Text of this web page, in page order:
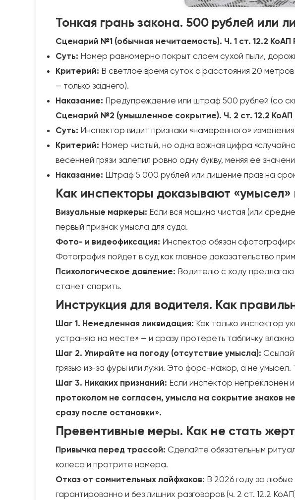
Тонкая грань закона. 500 рублей или
Сценарий №1 (обычная нечитаемость). Ч. 1 ст. 12.2 КоАП
Суть: Номер равномерно покрыт слоем сухой пыли,
Критерий: В светлое время суток с расстояния 20
— только заднего).
Наказание: Предупреждение или штраф 500 рублей (со
Сценарий №2 (умышленное сокрытие). Ч. 2 ст. 12.2 КоАП
Суть: Инспектор видит признаки «намеренного» изменения
Критерий: Номер чистый, но одна важная цифра
весенней грязи залепил ровно одну букву, меняя её
Наказание: Штраф 5 000 рублей или лишение прав на
Как инспекторы доказывают «умысел»
Визуальные маркеры: Если вся машина чистая (или
первый признак умысла для суда.
Фото- и видеофиксация: Инспектор обязан
Фотография пойдет в суд как главное доказательство
Психологическое давление: Водителю с ходу
станет спорить.
Инструкция для водителя. Как
Шаг 1. Немедленная ликвидация: Как только инспектор
устраняю на месте» — и сразу протереть табличку
Шаг 2. Упирайте на погоду (отсутствие умысла):
грязью из-за фуры или лужи. Это форс-мажор, а не умысел.
Шаг 3. Никаких признаний: Если инспектор непреклонен
протоколом не согласен, умысла на сокрытие знаков
сразу после остановки».
Превентивные меры. Как не стать
Привычка перед трассой: Сделайте обязательным
колеса и протрите номера.
Отказ от сомнительных лайфхаков: В 2026 году за
гарантированно и без лишних разговоров (ч. 2 ст. 12.2